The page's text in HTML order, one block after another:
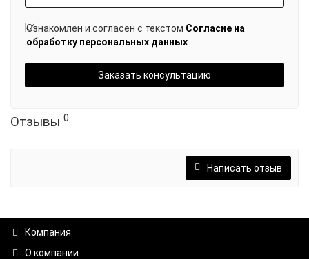
Заказать консультацию
Ознакомлен и согласен с текстом Согласие на
обработку персональных данных
Отзывы 0
Написать отзыв
Компания
О компании